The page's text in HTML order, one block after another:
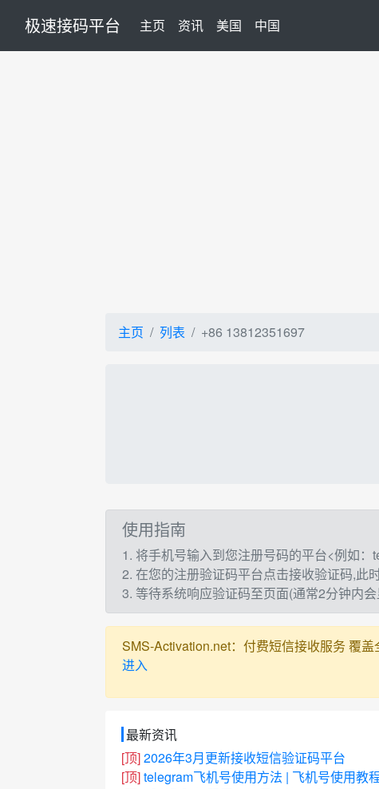
极速接码平台 主页 (current)
资讯 美国 中国
主页 列表 +86 13812351697
使用指南
1. 将手机号输入到您注册号码的平台<例如：
2. 在您的注册验证码平台点击接收验证码,此
3. 等待系统响应验证码至页面(通常2分钟内
SMS-Activation.net：付费短信接收服务 覆
进入
最新资讯
[顶]2026年3月更新接收短信验证码平台
[顶]telegram飞机号使用方法 | 飞机号使用教